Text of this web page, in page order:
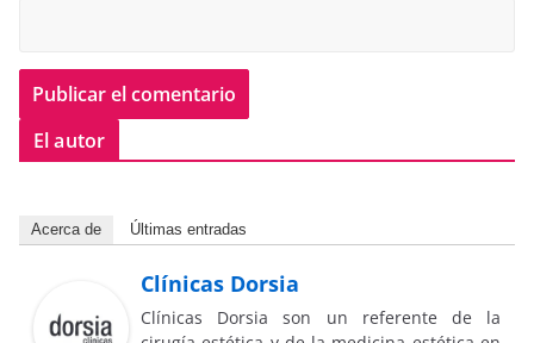
El autor
Acerca de Últimas entradas
Clínicas Dorsia
Clínicas Dorsia son un referente de la